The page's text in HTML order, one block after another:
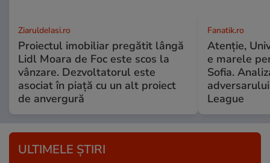
ZiaruldeIasi.ro
Proiectul imobiliar pregătit lângă
Lidl Moara de Foc este scos la
vânzare. Dezvoltatorul este
asociat în piață cu un alt proiect
de anvergură
Fanatik.ro
Atenţie,
e marele
Sofia.
League
ULTIMELE ȘTIRI